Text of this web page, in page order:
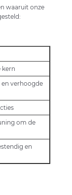
waaruit onze
kern
verhoogde
om de
en